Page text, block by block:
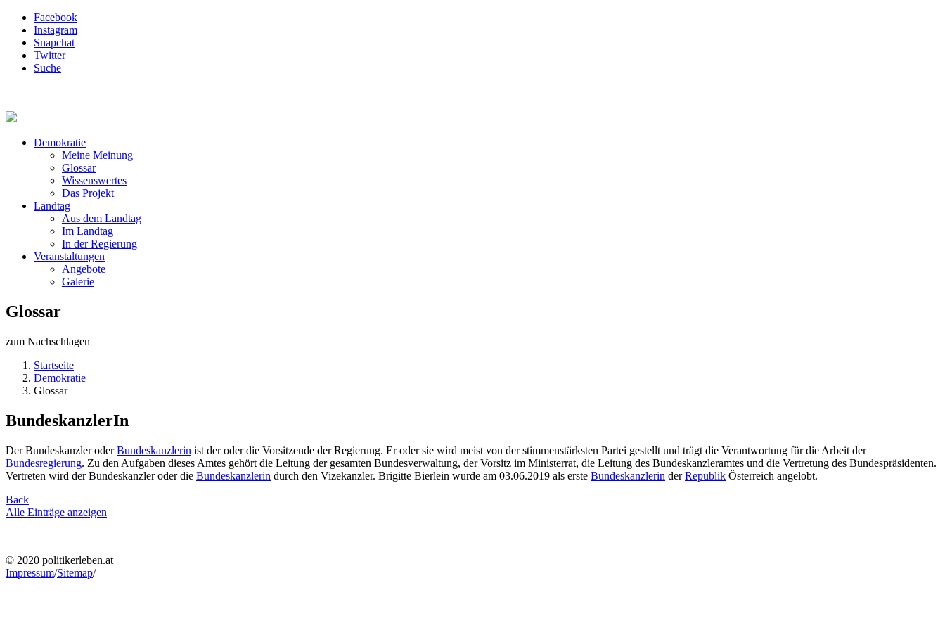
Facebook
Instagram
Snapchat
Twitter
Suche
Demokratie
Meine Meinung
Glossar
Wissenswertes
Das Projekt
Landtag
Aus dem Landtag
Im Landtag
In der Regierung
Veranstaltungen
Angebote
Galerie
Glossar
zum Nachschlagen
Startseite
Demokratie
Glossar
BundeskanzlerIn
Der Bundeskanzler oderBundeskanzlerin ist der oder die Vorsitzende der Regierung. Er oder sie wird meist von der stimmenstärksten Partei gestellt und trägt die Verantwortung für die Arbeit der
Bundesregierung. Zu den Aufgaben dieses Amtes gehört die Leitung der gesamten Bundesverwaltung, der Vorsitz im Ministerrat, die Leitung des Bundeskanzleramtes und die Vertretung des Bundespräsidenten.
Vertreten wird der Bundeskanzler oder die Bundeskanzlerin durch den Vizekanzler. Brigitte Bierlein wurde am 03.06.2019 als erste Bundeskanzlerin derRepublik Österreich angelobt.
Back
Alle Einträge anzeigen
© 2020 politikerleben.at
Impressum/Sitemap/